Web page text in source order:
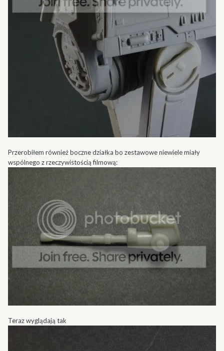
Przerobiłem również boczne działka bo zestawowe niewiele miały
wspólnego z rzeczywistością filmową:
Teraz wyglądają tak